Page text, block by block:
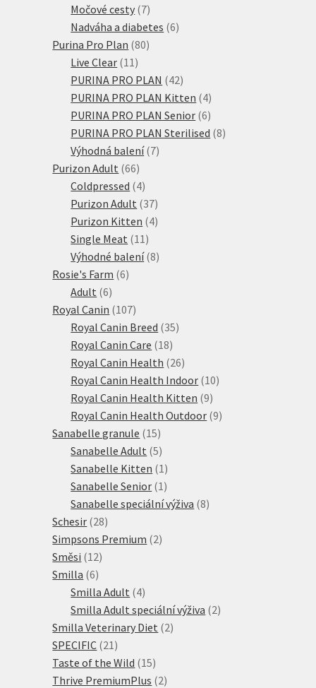
produkty
Močové cesty 77
produktů
Nadváha a diabetes 66
Purina Pro Plan 8080
Live Clear 11 11
produktů
PURINA PRO PLAN 4242
produktů
PURINA PRO PLAN Kitten 44
produkty
PURINA PRO PLAN Senior 66
produktů
PURINA PRO PLAN Sterilised 88
Výhodná balení 77
Purizon Adult 6666
produktů
Coldpressed 44
produkty
Purizon Adult 3737
produktů
Purizon Kitten 44
Single Meat 11 11
produktů
Výhodné balení 88
Rosie's Farm 66
Adult 66
produktů
Royal Canin 107107
produktů
Royal Canin Breed 3535
Royal Canin Care 1818
produktů
Royal Canin Health 2626
produktů
Royal Canin Health Indoor 1010
Royal Canin Health Kitten 99
produktů
Royal Canin Health Outdoor 99
Sanabelle granule 1515
produktů
Sanabelle Adult 55
produktů
Sanabelle Kitten 1 1
produkt
Sanabelle Senior 1 1
produkt
Sanabelle speciální výživa 88
Schesir 2828
produktů
Simpsons Premium 22
Směsi 1212
Smilla 66
produktů
Smilla Adult 44
produkty
Smilla Adult speciální výživa 22
Smilla Veterinary Diet 22
SPECIFIC 21 21
produktů
Taste of the Wild 1515
produktů
Thrive PremiumPlus 22